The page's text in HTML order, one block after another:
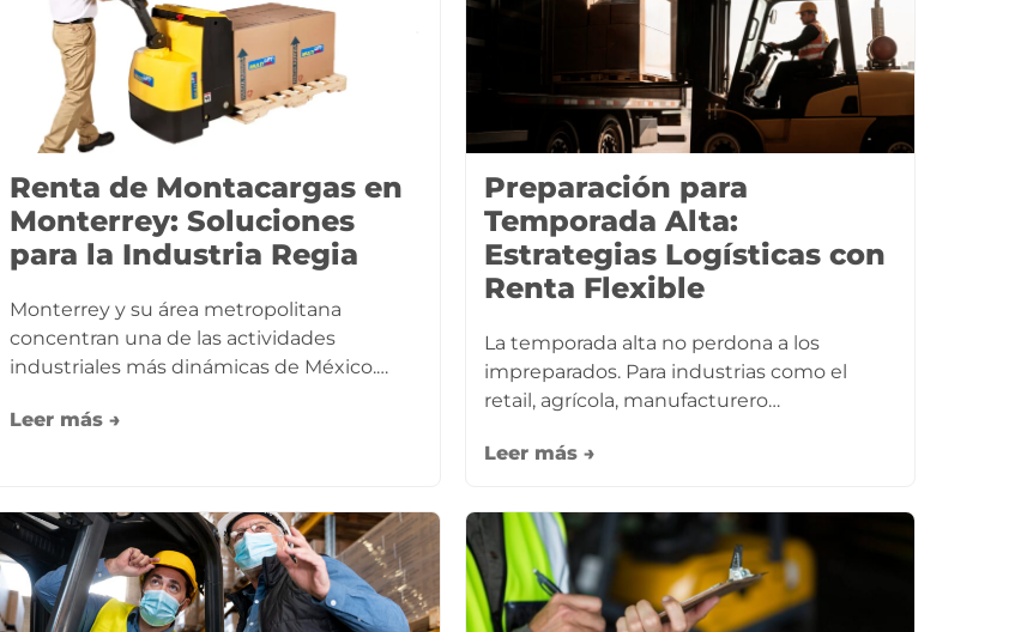
Renta de Montacargas en
Monterrey: Soluciones
para la Industria Regia
Monterrey y su área metropolitana
concentran una de las actividades
industriales más dinámicas de México.…
Leer más →
Preparación para
Temporada Alta:
Estrategias Logísticas con
Renta Flexible
La temporada alta no perdona a los
impreparados. Para industrias como el
retail, agrícola, manufacturero…
Leer más →